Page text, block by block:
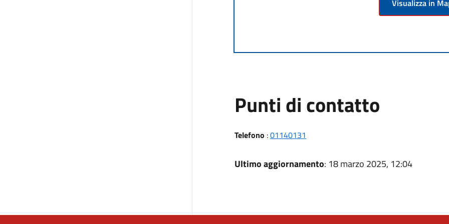
Visualizza in
Punti di contatto
Telefono :01140131
Ultimo aggiornamento: 18 marzo 2025, 12:04